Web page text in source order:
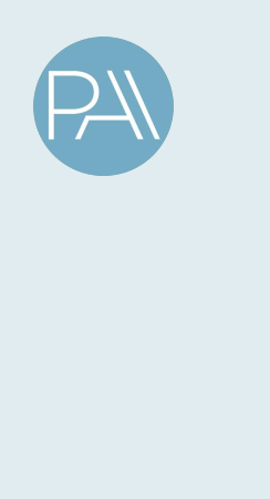
content